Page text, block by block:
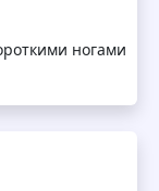
ногами